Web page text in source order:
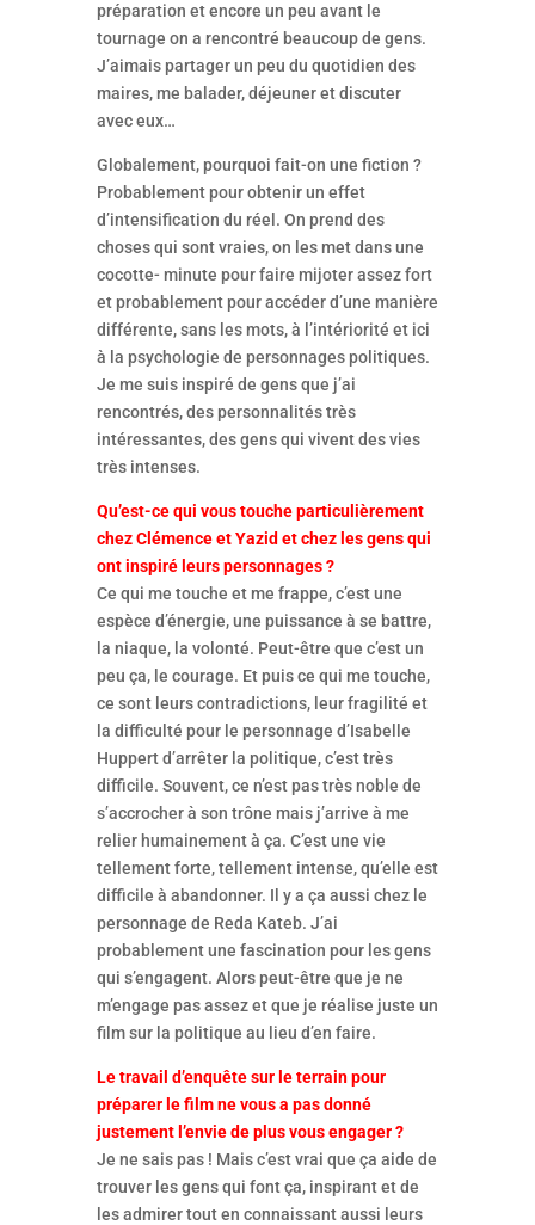
préparation et encore un peu avant le
tournage on a rencontré beaucoup de gens.
J’aimais partager un peu du quotidien des
maires, me balader, déjeuner et discuter
avec eux…
Globalement, pourquoi fait-on une fiction ?
Probablement pour obtenir un effet
d’intensification du réel. On prend des
choses qui sont vraies, on les met dans une
cocotte- minute pour faire mijoter assez fort
et probablement pour accéder d’une manière
différente, sans les mots, à l’intériorité et ici
à la psychologie de personnages politiques.
Je me suis inspiré de gens que j’ai
rencontrés, des personnalités très
intéressantes, des gens qui vivent des vies
très intenses.
Qu’est-ce qui vous touche particulièrement
chez Clémence et Yazid et chez les gens qui
ont inspiré leurs personnages ?
Ce qui me touche et me frappe, c’est une
espèce d’énergie, une puissance à se battre,
la niaque, la volonté. Peut-être que c’est un
peu ça, le courage. Et puis ce qui me touche,
ce sont leurs contradictions, leur fragilité et
la difficulté pour le personnage d’Isabelle
Huppert d’arrêter la politique, c’est très
difficile. Souvent, ce n’est pas très noble de
s’accrocher à son trône mais j’arrive à me
relier humainement à ça. C’est une vie
tellement forte, tellement intense, qu’elle est
difficile à abandonner. Il y a ça aussi chez le
personnage de Reda Kateb. J’ai
probablement une fascination pour les gens
qui s’engagent. Alors peut-être que je ne
m’engage pas assez et que je réalise juste un
film sur la politique au lieu d’en faire.
Le travail d’enquête sur le terrain pour
préparer le film ne vous a pas donné
justement l’envie de plus vous engager ?
Je ne sais pas ! Mais c’est vrai que ça aide de
trouver les gens qui font ça, inspirant et de
les admirer tout en connaissant aussi leurs